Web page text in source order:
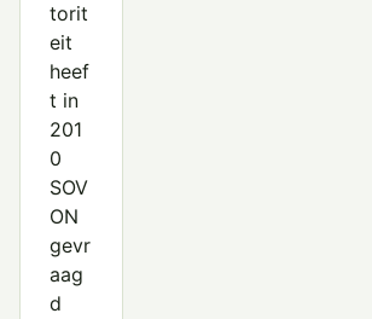
torit
eit
heef
t in
201
0
SOV
ON
gevr
aag
d